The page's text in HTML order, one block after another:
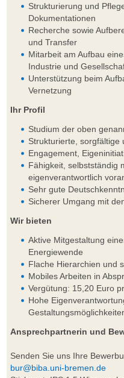
Strukturierung und
Dokumentationen
Recherche sowie
und Transfer
Mitarbeit am Aufbau
Industrie und
Unterstützung beim
Vernetzung
Ihr Profil
Studium der oben
Strukturierte, sorgfältige
Engagement,
Fähigkeit, selbstständig
eigenverantwortlich
Sehr gute
Sicherer Umgang mit
Wir bieten
Aktive Mitgestaltung
Energiewende
Flache Hierarchien und
Mobiles Arbeiten in
Vergütung: 15,20 Euro
Hohe
Ansprechpartnerin und
Senden Sie uns Ihre
bur@biba.uni-bremen.de